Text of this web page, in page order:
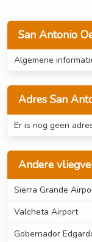
San Antonio
Algemene
Adres San
Er is nog geen
Andere
Sierra Grande
Valcheta Airport
Gobernador